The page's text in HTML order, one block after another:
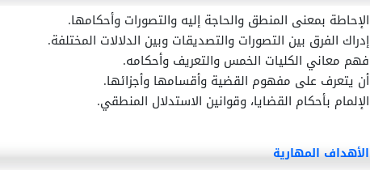
الإحاطة بمعنى المنطق والحاجة إليه والتصورات وأحكامها.
إدراك الفرق بين التصورات والتصديقات وبين الدلالات المختلفة.
فهم معاني الكليات الخمس والتعريف وأحكامه.
أن يتعرف على مفهوم القضية وأقسامها وأجزائها.
الإلمام بأحكام القضايا، وقوانين الاستدلال المنطقي.
الأهداف المهارية